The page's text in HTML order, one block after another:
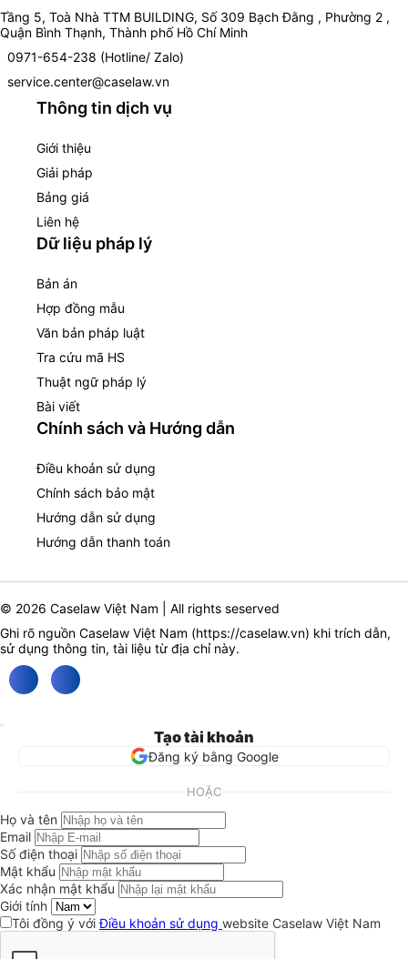
Tầng 5, Toà Nhà TTM BUILDING, Số 309 Bạch Đằng , Phường 2 ,
Quận Bình Thạnh, Thành phố Hồ Chí Minh
0971-654-238 (Hotline/ Zalo)
service.center@caselaw.vn
Thông tin dịch vụ
Giới thiệu
Giải pháp
Bảng giá
Liên hệ
Dữ liệu pháp lý
Bản án
Hợp đồng mẫu
Văn bản pháp luật
Tra cứu mã HS
Thuật ngữ pháp lý
Bài viết
Chính sách và Hướng dẫn
Điều khoản sử dụng
Chính sách bảo mật
Hướng dẫn sử dụng
Hướng dẫn thanh toán
© 2026 Caselaw Việt Nam | All rights seserved
Ghi rõ nguồn Caselaw Việt Nam (https://caselaw.vn) khi trích dẫn,
sử dụng thông tin, tài liệu từ địa chỉ này.
Tạo tài khoản
Đăng ký bằng Google
HOẶC
Họ và tên
Email
Số điện thoại
Mật khẩu
Xác nhận mật khẩu
Giới tính
Tôi đồng ý vớiĐiều khoản sử dụng website Caselaw Việt Nam